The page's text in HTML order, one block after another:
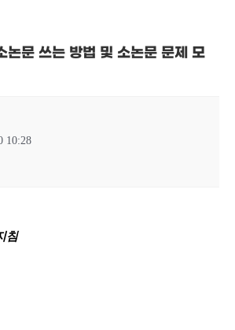
논문 쓰는 방법 및 소논문 문제 모
10:28
침